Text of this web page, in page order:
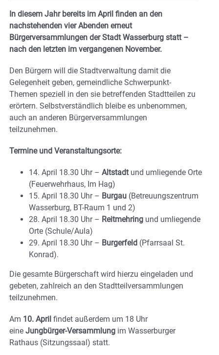
In diesem Jahr bereits im April finden an den
nachstehenden vier Abenden erneut
Bürgerversammlungen der Stadt Wasserburg statt –
nach den letzten im vergangenen November.
Den Bürgern will die Stadtverwaltung damit die
Gelegenheit geben, gemeindliche Schwerpunkt-
Themen speziell in den sie betreffenden Stadtteilen zu
erörtern. Selbstverständlich bleibe es unbenommen,
auch an anderen Bürgerversammlungen
teilzunehmen.
Termine und Veranstaltungsorte:
14. April 18.30 Uhr – Altstadtund umliegende Orte
(Feuerwehrhaus, Im Hag)
15. April 18.30 Uhr – Burgau (Betreuungszentrum
Wasserburg, BT-Raum 1 und 2)
28. April 18.30 Uhr – Reitmehring und umliegende
Orte (Schule/Aula)
29. April 18.30 Uhr – Burgerfeld (Pfarrsaal St.
Konrad).
Die gesamte Bürgerschaft wird hierzu eingeladen und
gebeten, zahlreich an den Stadtteilversammlungen
teilzunehmen.
Am 10. April findet außerdem um 18 Uhr
eine Jungbürger-Versammlung im Wasserburger
Rathaus (Sitzungssaal) statt.